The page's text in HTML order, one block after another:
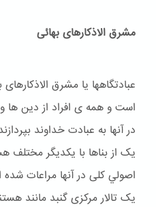
مشرق الاذکارهای بهائی
عبادتگاهها یا مشرق
است و همه ی افراد از دین ها
در آنها به عبادت خداوند
یک از بناها با یکدیگر مختلف
یک تالار مرکزی گنبد مانند